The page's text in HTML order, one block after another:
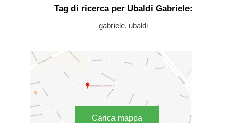
Tag di ricerca per Ubaldi Gabriele:
gabriele, ubaldi
Carica mappa